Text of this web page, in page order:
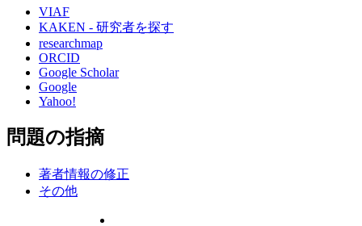
VIAF
KAKEN - 研究者を探す
researchmap
ORCID
Google Scholar
Google
Yahoo!
問題の指摘
著者情報の修正
その他